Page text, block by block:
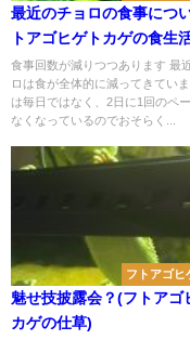
最近のチョロの食事につ
トアゴヒゲトカゲの食生
食事回数が減りつつあります 最
ロは食が全体的に減ってきてい
は毎日ではなく、2日に1回のペ
なくなっているのでおそらく...
フトアゴヒ
魅せ技披露会？(フトアゴ
カゲの仕草)